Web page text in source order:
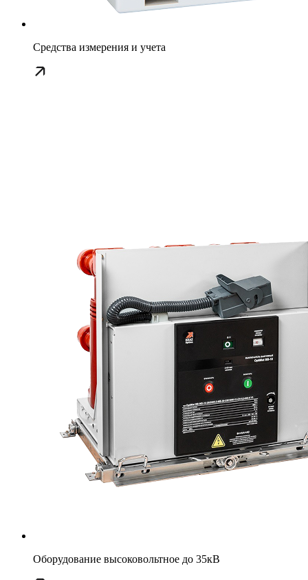
Средства измерения и учета
Оборудование высоковольтное до 35кВ